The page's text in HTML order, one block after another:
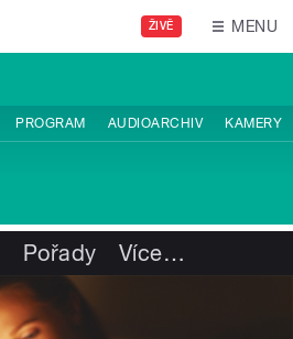
ŽIVĚ MENU
PROGRAM AUDIOARCHIV KAMERY
Pořady Více…